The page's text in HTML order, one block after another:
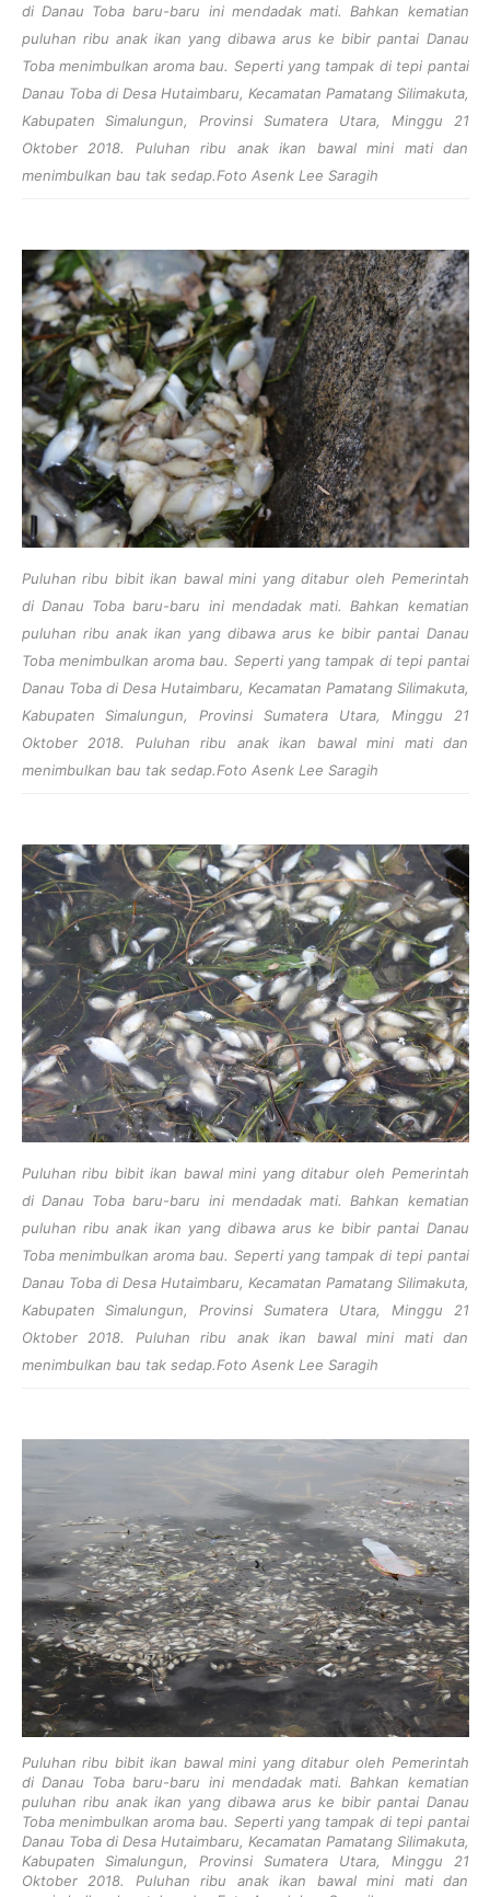
di Danau Toba baru-baru ini mendadak mati. Bahkan kematian
puluhan ribu anak ikan yang dibawa arus ke bibir pantai Danau
Toba menimbulkan aroma bau. Seperti yang tampak di tepi pantai
Danau Toba di Desa Hutaimbaru, Kecamatan Pamatang Silimakuta,
Kabupaten Simalungun, Provinsi Sumatera Utara, Minggu 21
Oktober 2018. Puluhan ribu anak ikan bawal mini mati dan
menimbulkan bau tak sedap.Foto Asenk Lee Saragih
Puluhan ribu bibit ikan bawal mini yang ditabur oleh Pemerintah
di Danau Toba baru-baru ini mendadak mati. Bahkan kematian
puluhan ribu anak ikan yang dibawa arus ke bibir pantai Danau
Toba menimbulkan aroma bau. Seperti yang tampak di tepi pantai
Danau Toba di Desa Hutaimbaru, Kecamatan Pamatang Silimakuta,
Kabupaten Simalungun, Provinsi Sumatera Utara, Minggu 21
Oktober 2018. Puluhan ribu anak ikan bawal mini mati dan
menimbulkan bau tak sedap.Foto Asenk Lee Saragih
Puluhan ribu bibit ikan bawal mini yang ditabur oleh Pemerintah
di Danau Toba baru-baru ini mendadak mati. Bahkan kematian
puluhan ribu anak ikan yang dibawa arus ke bibir pantai Danau
Toba menimbulkan aroma bau. Seperti yang tampak di tepi pantai
Danau Toba di Desa Hutaimbaru, Kecamatan Pamatang Silimakuta,
Kabupaten Simalungun, Provinsi Sumatera Utara, Minggu 21
Oktober 2018. Puluhan ribu anak ikan bawal mini mati dan
menimbulkan bau tak sedap.Foto Asenk Lee Saragih
Puluhan ribu bibit ikan bawal mini yang ditabur oleh Pemerintah
di Danau Toba baru-baru ini mendadak mati. Bahkan kematian
puluhan ribu anak ikan yang dibawa arus ke bibir pantai Danau
Toba menimbulkan aroma bau. Seperti yang tampak di tepi pantai
Danau Toba di Desa Hutaimbaru, Kecamatan Pamatang Silimakuta,
Kabupaten Simalungun, Provinsi Sumatera Utara, Minggu 21
Oktober 2018. Puluhan ribu anak ikan bawal mini mati dan